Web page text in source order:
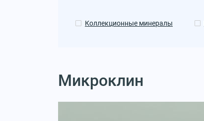
Коллекционные минералы
Микроклин